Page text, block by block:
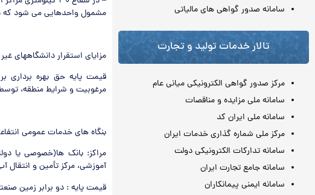
سامانه صدور گواهی های مالیاتی
تالار خدمات تولید و تجارت
مرکز صدور گواهی الکترونیکی میانی عام
سامانه ملی مزایده و مناقصات
سامانه ملی ایران کد
مرکز ملی شماره گذاری خدمات ایران
سامانه تدارکات الکترونیکی دولت
سامانه جامع تجارت ایران
سامانه ایمنی پیمانکاران
مشمول واحدهایی می شود که
مزایای استقرار دانشگاههای
قیمت پایه حق بهره برداری
مرغوبیت و شرایط منطقه،
بنگاه های خدمات عمومی
مراکز: بانک ها(خصوصی یا
آموزشی، مرکز تأمین و انتقال
قیمت پایه : دو برابر زمین